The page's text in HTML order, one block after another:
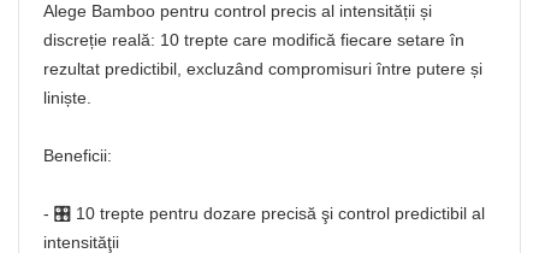
Alege Bamboo pentru control precis al intensității și
discreție reală: 10 trepte care modifică fiecare setare în
rezultat predictibil, excluzând compromisuri între putere și
liniște.
Beneficii:
- 🎛️ 10 trepte pentru dozare precisă şi control predictibil al
intensităţii